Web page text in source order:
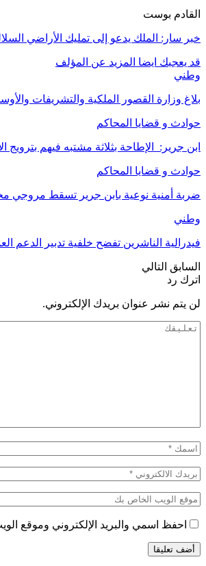
القادم بوست
خبر سار: الملك يدعو إلى تمليك الأراضي
قد يعجبك ايضا المزيد عن المؤلف
وطني
بلاغ وزارة القصور الملكية والتشريفات
حوادث و قضايا المحاكم
ابن جرير: الإطاحة بثلاثة مشتبه فيهم
حوادث و قضايا المحاكم
ضربة أمنية نوعية بابن جرير تسقط مروجي مخدرات وتحجز
وطني
فيدرالية الناشرين تفضح خلفية تدبير الدعم
السابق التالي
اترك رد
لن يتم نشر عنوان بريدك الإلكتروني.
احفظ اسمي والبريد الإلكتروني وموقع